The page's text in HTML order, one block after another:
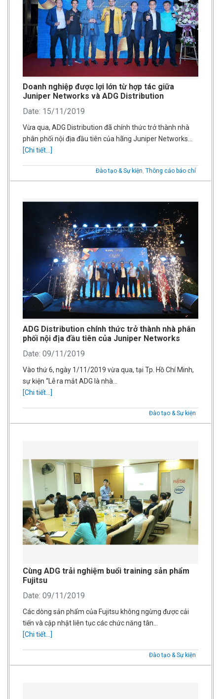
Doanh nghiệp được lợi lớn từ hợp tác giữa
Juniper Networks và ADG Distribution
Date: 15/11/2019
Vừa qua, ADG Distribution đã chính thức trở thành nhà
phân phối nội địa đầu tiên của hãng Juniper Networks…
[Chi tiết...]
Đào tạo & Sự kiện, Thông cáo báo chí
ADG Distribution chính thức trở thành nhà phân
phối nội địa đầu tiên của Juniper Networks
Date: 09/11/2019
Vào thứ 6, ngày 1/11/2019 vừa qua, tại Tp. Hồ Chí Minh,
sự kiện “Lễ ra mắt ADG là nhà…
[Chi tiết...]
Đào tạo & Sự kiện
Cùng ADG trải nghiệm buổi training sản phẩm
Fujitsu
Date: 09/11/2019
Các dòng sản phẩm của Fujitsu không ngừng được cải
tiến và cập nhật liên tục các chức năng tân…
[Chi tiết...]
Đào tạo & Sự kiện